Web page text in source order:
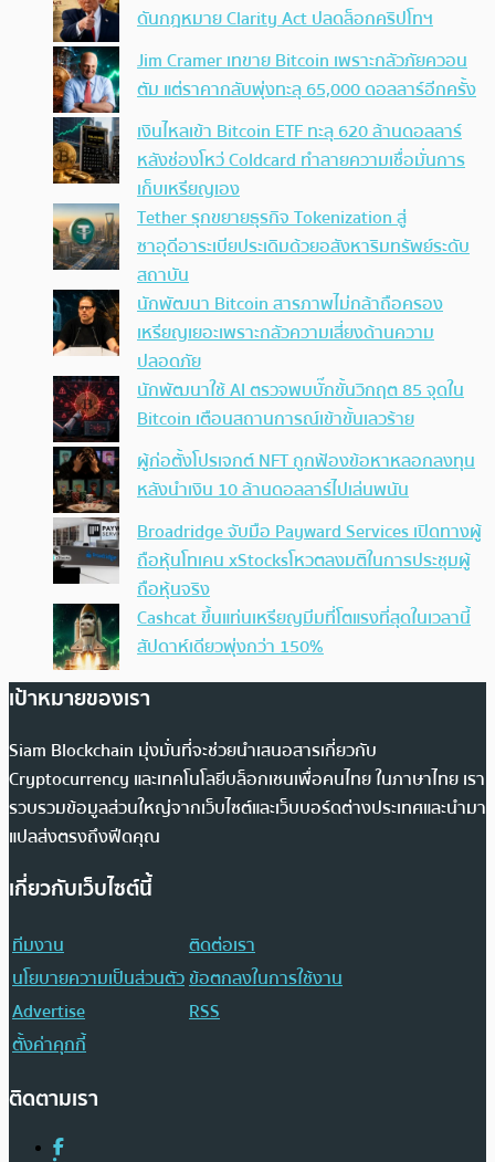
ดันกฎหมาย Clarity Act ปลดล็อกคริปโทฯ
Jim Cramer เทขาย Bitcoin เพราะกลัวภัยควอน
ตัม แต่ราคากลับพุ่งทะลุ 65,000 ดอลลาร์อีกครั้ง
เงินไหลเข้า Bitcoin ETF ทะลุ 620 ล้านดอลลาร์
หลังช่องโหว่ Coldcard ทำลายความเชื่อมั่นการ
เก็บเหรียญเอง
Tether รุกขยายธุรกิจ Tokenization สู่
ซาอุดีอาระเบียประเดิมด้วยอสังหาริมทรัพย์ระดับ
สถาบัน
นักพัฒนา Bitcoin สารภาพไม่กล้าถือครอง
เหรียญเยอะเพราะกลัวความเสี่ยงด้านความ
ปลอดภัย
นักพัฒนาใช้ AI ตรวจพบบั๊กขั้นวิกฤต 85 จุดใน
Bitcoin เตือนสถานการณ์เข้าขั้นเลวร้าย
ผู้ก่อตั้งโปรเจกต์ NFT ถูกฟ้องข้อหาหลอกลงทุน
หลังนำเงิน 10 ล้านดอลลาร์ไปเล่นพนัน
Broadridge จับมือ Payward Services เปิดทางผู้
ถือหุ้นโทเคน xStocksโหวตลงมติในการประชุมผู้
ถือหุ้นจริง
Cashcat ขึ้นแท่นเหรียญมีมที่โตแรงที่สุดในเวลานี้
สัปดาห์เดียวพุ่งกว่า 150%
เป้าหมายของเรา
Siam Blockchain มุ่งมั่นที่จะช่วยนำเสนอสารเกี่ยวกับ
Cryptocurrency และเทคโนโลยีบล็อกเชนเพื่อคนไทย ในภาษาไทย เรา
รวบรวมข้อมูลส่วนใหญ่จากเว็บไซต์และเว็บบอร์ดต่างประเทศและนำมา
แปลส่งตรงถึงฟีดคุณ
เกี่ยวกับเว็บไซต์นี้
ทีมงาน
ติดต่อเรา
นโยบายความเป็นส่วนตัวข้อตกลงในการใช้งาน
Advertise
RSS
ตั้งค่าคุกกี้
ติดตามเรา